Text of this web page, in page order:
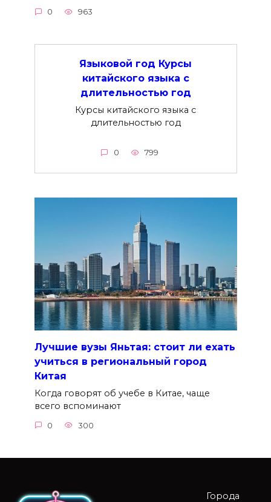
0 963
Языковой год Курсы
китайского языка с
длительностью год
Курсы китайского языка с
длительностью год
0 799
Лучшие вузы Яньтая: стоит ли ехать
учиться в региональный город
Китая
Когда говорят об учебе в Китае, чаще
всего вспоминают
0 300
Города